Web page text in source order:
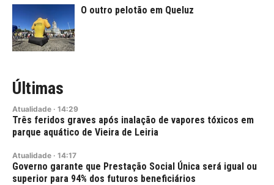
O outro pelotão em Queluz
Últimas
Atualidade · 14:29
Três feridos graves após inalação de vapores tóxicos em
parque aquático de Vieira de Leiria
Atualidade · 14:17
Governo garante que Prestação Social Única será igual ou
superior para 94% dos futuros beneficiários